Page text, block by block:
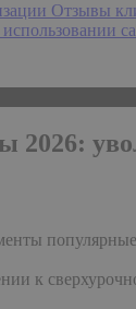
Отзывы
2026:
популярные
к